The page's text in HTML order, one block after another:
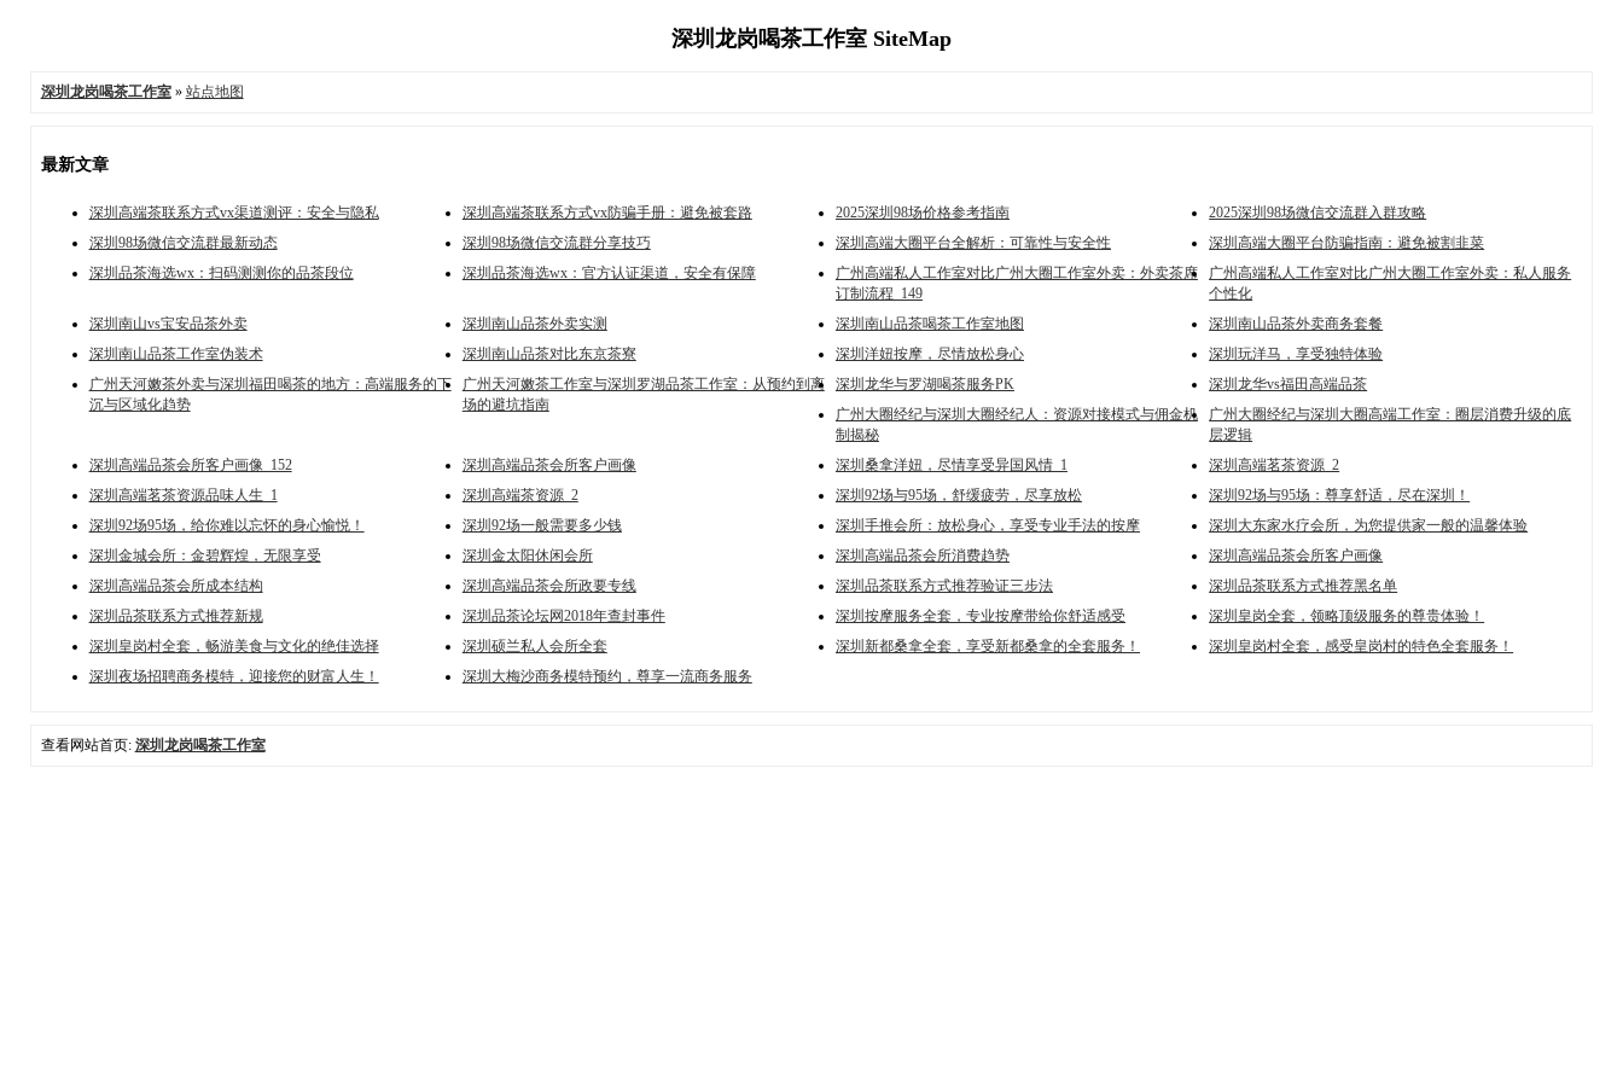
深圳龙岗喝茶工作室 SiteMap
深圳龙岗喝茶工作室» 站点地图
最新文章
深圳高端茶联系方式vx渠道测评：安全与隐私 深圳高端茶联系方式vx防骗手册：避免被套路 2025深圳98场价格参考指南
2025深圳98场微信交流群入群攻略
深圳98场微信交流群最新动态
深圳98场微信交流群分享技巧 深圳高端大圈平台全解析：可靠性与安全性
深圳高端大圈平台防骗指南：避免被割韭菜
深圳品茶海选wx：扫码测测你的品茶段位
深圳品茶海选wx：官方认证渠道，安全有保障
广州高端私人工作室对比广州大圈工作室外卖：外卖茶席
订制流程_149
广州高端私人工作室对比广州大圈工作室外卖：私人服务
个性化
深圳南山vs宝安品茶外卖
深圳南山品茶外卖实测 深圳南山品茶喝茶工作室地图
深圳南山品茶外卖商务套餐
深圳南山品茶工作室伪装术
深圳南山品茶对比东京茶寮 深圳洋妞按摩，尽情放松身心
深圳玩洋马，享受独特体验
广州天河嫩茶外卖与深圳福田喝茶的地方：高端服务的下
沉与区域化趋势
广州天河嫩茶工作室与深圳罗湖品茶工作室：从预约到离
场的避坑指南
深圳龙华与罗湖喝茶服务PK
深圳龙华vs福田高端品茶
广州大圈经纪与深圳大圈经纪人：资源对接模式与佣金机
制揭秘
广州大圈经纪与深圳大圈高端工作室：圈层消费升级的底
层逻辑
深圳高端品茶会所客户画像_152
深圳高端品茶会所客户画像 深圳桑拿洋妞，尽情享受异国风情_1
深圳高端茗茶资源_2
深圳高端茗茶资源品味人生_1
深圳高端茶资源_2 深圳92场与95场，舒缓疲劳，尽享放松
深圳92场与95场：尊享舒适，尽在深圳！
深圳92场95场，给你难以忘怀的身心愉悦！
深圳92场一般需要多少钱 深圳手推会所：放松身心，享受专业手法的按摩
深圳大东家水疗会所，为您提供家一般的温馨体验
深圳金城会所：金碧辉煌，无限享受
深圳金太阳休闲会所 深圳高端品茶会所消费趋势
深圳高端品茶会所客户画像
深圳高端品茶会所成本结构
深圳高端品茶会所政要专线 深圳品茶联系方式推荐验证三步法
深圳品茶联系方式推荐黑名单
深圳品茶联系方式推荐新规
深圳品茶论坛网2018年查封事件 深圳按摩服务全套，专业按摩带给你舒适感受
深圳皇岗全套，领略顶级服务的尊贵体验！
深圳皇岗村全套，畅游美食与文化的绝佳选择
深圳硕兰私人会所全套 深圳新都桑拿全套，享受新都桑拿的全套服务！
深圳皇岗村全套，感受皇岗村的特色全套服务！
深圳夜场招聘商务模特，迎接您的财富人生！
深圳大梅沙商务模特预约，尊享一流商务服务
查看网站首页: 深圳龙岗喝茶工作室